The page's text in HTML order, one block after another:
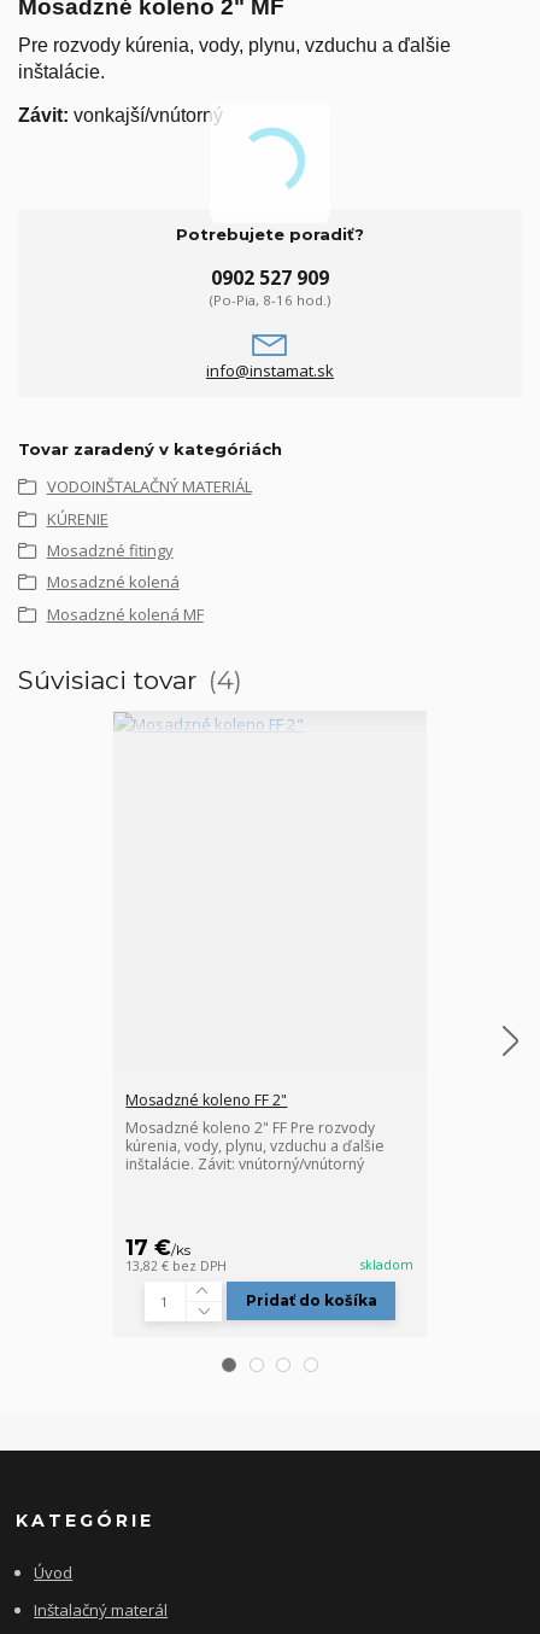
Mosadzné koleno 2" MF
Pre rozvody kúrenia, vody, plynu, vzduchu a ďalšie
inštalácie.
Závit: vonkajší/vnútorný
Potrebujete poradiť?
0902 527 909
(Po-Pia, 8-16 hod.)
info@instamat.sk
Tovar zaradený v kategóriách
VODOINŠTALAČNÝ MATERIÁL
KÚRENIE
Mosadzné fitingy
Mosadzné kolená
Mosadzné kolená MF
Súvisiaci tovar 4
Mosadzné koleno FF 2"
Mosadzné koleno 2" FF Pre rozvody
kúrenia, vody, plynu, vzduchu a ďalšie
inštalácie. Závit: vnútorný/vnútorný
17 €/ks
13,82 € bez DPH skladom
Pridať do košíka
KATEGÓRIE
Úvod
Inštalačný materál